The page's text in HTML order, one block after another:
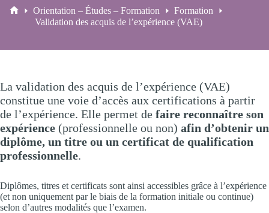
Accueil
Orientation – Études – Formation
Formation
Validation des acquis de l’expérience (VAE)
La validation des acquis de l’expérience (VAE)
constitue une voie d’accès aux certifications à partir
de l’expérience. Elle permet de faire reconnaître son
expérience (professionnelle ou non) afin d’obtenir un
diplôme, un titre ou un certificat de qualification
professionnelle.
Diplômes, titres et certificats sont ainsi accessibles grâce à l’expérience
(et non uniquement par le biais de la formation initiale ou continue)
selon d’autres modalités que l’examen.